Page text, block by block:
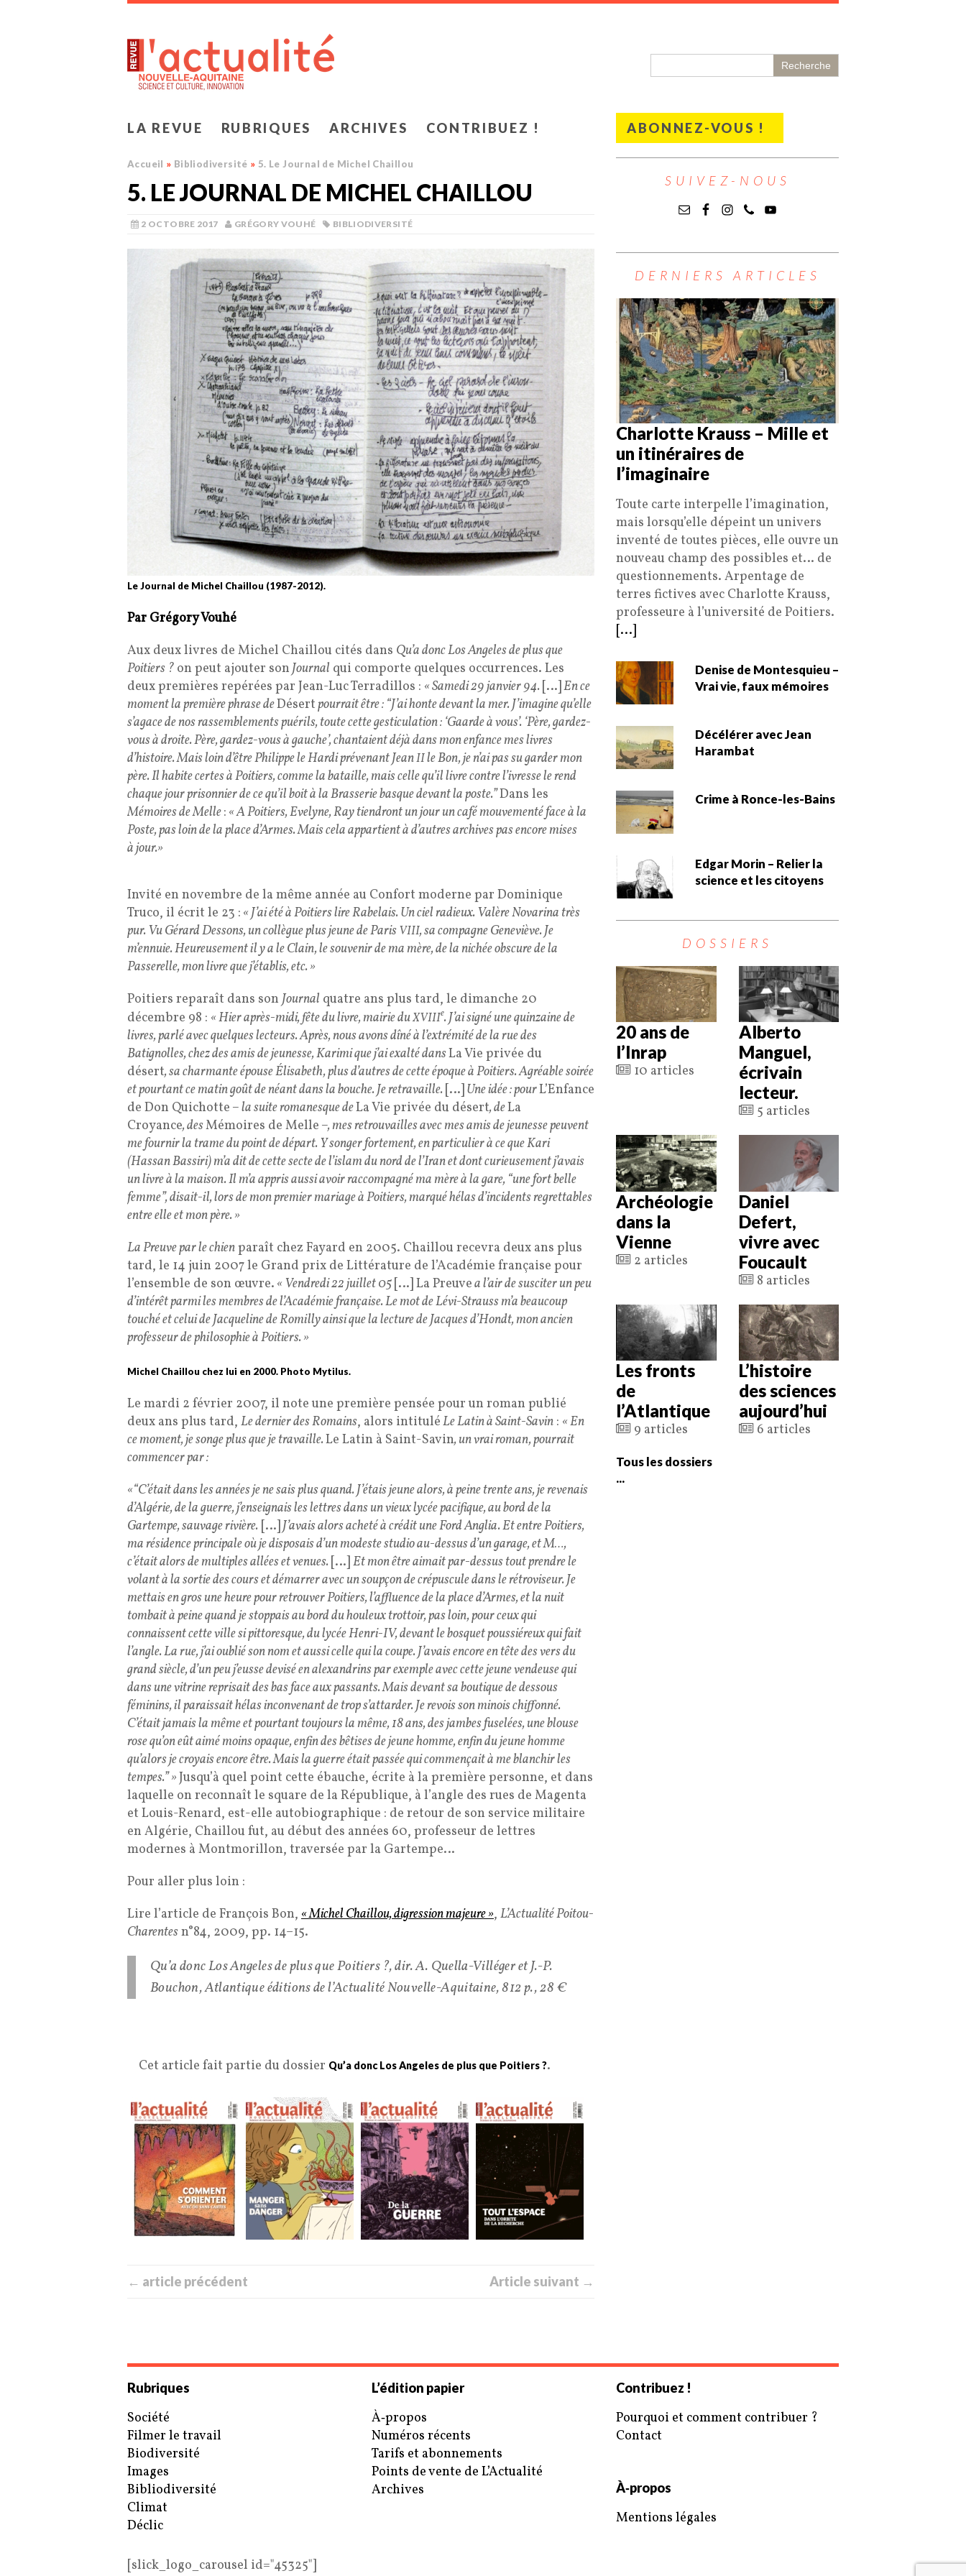
LA REVUE RUBRIQUES ARCHIVES CONTRIBUEZ ! ABONNEZ-VOUS !
Accueil » Bibliodiversité » 5. Le Journal de Michel Chaillou
5. LE JOURNAL DE MICHEL CHAILLOU
2 OCTOBRE 2017 GRÉGORY VOUHÉ BIBLIODIVERSITÉ
Le Journal de Michel Chaillou (1987-2012).
Par Grégory Vouhé
Aux deux livres de Michel Chaillou cités dans Qu’a donc Los Angeles de plus que
Poitiers ? on peut ajouter sonJournal qui comporte quelques occurrences. Les
deux premières repérées par Jean-Luc Terradillos : « Samedi 29 janvier 94. […] En ce
moment la première phrase deDésertpourrait être : “J’ai honte devant la mer. J’imagine qu’elle
s’agace de nos rassemblements puérils, toute cette gesticulation : ‘Gaarde à vous’. ‘Père, gardez-
vous à droite. Père, gardez-vous à gauche’, chantaient déjà dans mon enfance mes livres
d’histoire. Mais loin d’être Philippe le Hardi prévenant JeanIIle Bon, je n’ai pas su garder mon
père. Il habite certes à Poitiers, comme la bataille, mais celle qu’il livre contre l’ivresse le rend
chaque jour prisonnier de ce qu’il boit à la Brasserie basque devant la poste.”Dans les
Mémoires de Melle: « A Poitiers, Evelyne, Ray tiendront un jour un café mouvementé face à la
Poste, pas loin de la place d’Armes. Mais cela appartient à d’autres archives pas encore mises
à jour.»
Invité en novembre de la même année au Confort moderne par Dominique
Truco, il écrit le 23 : « J’ai été à Poitiers lire Rabelais. Un ciel radieux. Valère Novarina très
pur. Vu Gérard Dessons, un collègue plus jeune de ParisVIII, sa compagne Geneviève. Je
m’ennuie. Heureusement il y a le Clain, le souvenir de ma mère, de la nichée obscure de la
Passerelle, mon livre que j’établis, etc. »
Poitiers reparaît dans son Journal quatre ans plus tard, le dimanche 20
décembre 98 : « Hier après-midi, fête du livre, mairie duXVIIIe. J’ai signé une quinzaine de
livres, parlé avec quelques lecteurs. Après, nous avons dîné à l’extrémité de la rue des
Batignolles, chez des amis de jeunesse, Karimi que j’ai exalté dansLa Vie privée du
désert, sa charmante épouse Élisabeth, plus d’autres de cette époque à Poitiers. Agréable soirée
et pourtant ce matin goût de néant dans la bouche. Je retravaille. […] Une idée : pourL’Enfance
de Don Quichotte – la suite romanesque deLa Vie privée du désert, deLa
Croyance, desMémoires de Melle –, mes retrouvailles avec mes amis de jeunesse peuvent
me fournir la trame du point de départ. Y songer fortement, en particulier à ce que Kari
(Hassan Bassiri) m’a dit de cette secte de l’islam du nord de l’Iran et dont curieusement j’avais
un livre à la maison. Il m’a appris aussi avoir raccompagné ma mère à la gare, “une fort belle
femme”, disait-il, lors de mon premier mariage à Poitiers, marqué hélas d’incidents regrettables
entre elle et mon père. »
La Preuve par le chienparaît chez Fayard en 2005. Chaillou recevra deux ans plus
tard, le 14 juin 2007 le Grand prix de Littérature de l’Académie française pour
l’ensemble de son œuvre. « Vendredi 22 juillet 05 […] La Preuvea l’air de susciter un peu
d’intérêt parmi les membres de l’Académie française. Le mot de Lévi-Strauss m’a beaucoup
touché et celui de Jacqueline de Romilly ainsi que la lecture de Jacques d’Hondt, mon ancien
professeur de philosophie à Poitiers. »
Michel Chaillou chez lui en 2000. Photo Mytilus.
Le mardi 2 février 2007, il note une première pensée pour un roman publié
deux ans plus tard, Le dernier des Romains, alors intituléLe Latin à Saint-Savin : « En
ce moment, je songe plus que je travaille.Le Latin à Saint-Savin, un vrai roman, pourrait
commencer par :
«“C’était dans les années je ne sais plus quand. J’étais jeune alors, à peine trente ans, je revenais
d’Algérie, de la guerre, j’enseignais les lettres dans un vieux lycée pacifique, au bord de la
Gartempe, sauvage rivière. […] J’avais alors acheté à crédit une Ford Anglia. Et entre Poitiers,
ma résidence principale où je disposais d’un modeste studio au-dessus d’un garage, et M…,
c’était alors de multiples allées et venues. […] Et mon être aimait par-dessus tout prendre le
volant à la sortie des cours et démarrer avec un soupçon de crépuscule dans le rétroviseur. Je
mettais en gros une heure pour retrouver Poitiers, l’affluence de la place d’Armes, et la nuit
tombait à peine quand je stoppais au bord du houleux trottoir, pas loin, pour ceux qui
connaissent cette ville si pittoresque, du lycée Henri-IV, devant le bosquet poussiéreux qui fait
l’angle. La rue, j’ai oublié son nom et aussi celle qui la coupe. J’avais encore en tête des vers du
grand siècle, d’un peu j’eusse devisé en alexandrins par exemple avec cette jeune vendeuse qui
dans une vitrine reprisait des bas face aux passants. Mais devant sa boutique de dessous
féminins, il paraissait hélas inconvenant de trop s’attarder. Je revois son minois chiffonné.
C’était jamais la même et pourtant toujours la même, 18 ans, des jambes fuselées, une blouse
rose qu’on eût aimé moins opaque, enfin des bêtises de jeune homme, enfin du jeune homme
qu’alors je croyais encore être. Mais la guerre était passée qui commençait à me blanchir les
tempes.” »Jusqu’à quel point cette ébauche, écrite à la première personne, et dans
laquelle on reconnaît le square de la République, à l’angle des rues de Magenta
et Louis-Renard, est-elle autobiographique : de retour de son service militaire
en Algérie, Chaillou fut, au début des années 60, professeur de lettres
modernes à Montmorillon, traversée par la Gartempe…
Pour aller plus loin :
Lire l’article de François Bon, « Michel Chaillou, digression majeure », L’Actualité Poitou-
Charentesn°84, 2009, pp. 14–15.
Qu’a donc Los Angeles de plus que Poitiers ?, dir. A. Quella-Villéger et J.-P.
Bouchon, Atlantique éditions de l’Actualité Nouvelle-Aquitaine, 812 p., 28 €
Cet article fait partie du dossier Qu’a donc Los Angeles de plus que Poitiers ?.
← article précédent Article suivant →
SUIVEZ-NOUS
DERNIERS ARTICLES
Charlotte Krauss – Mille et
un itinéraires de
l’imaginaire
Toute carte interpelle l’imagination,
mais lorsqu’elle dépeint un univers
inventé de toutes pièces, elle ouvre un
nouveau champ des possibles et… de
questionnements. Arpentage de
terres fictives avec Charlotte Krauss,
professeure à l’université de Poitiers.
[...]
Denise de Montesquieu –
Vrai vie, faux mémoires
Décélérer avec Jean
Harambat
Crime à Ronce-les-Bains
Edgar Morin – Relier la
science et les citoyens
DOSSIERS
20 ans de
l’Inrap
10 articles
Alberto
Manguel,
écrivain
lecteur.
5 articles
Archéologie
dans la
Vienne
2 articles
Daniel
Defert,
vivre avec
Foucault
8 articles
Les fronts
de
l’Atlantique
9 articles
L’histoire
des sciences
aujourd’hui
6 articles
Tous les dossiers
...
Rubriques
Société
Filmer le travail
Biodiversité
Images
Bibliodiversité
Climat
Déclic
L’édition papier
À‑propos
Numéros récents
Tarifs et abonnements
Points de vente de L’Actualité
Archives
Contribuez !
Pourquoi et comment contribuer ?
Contact
À‑propos
Mentions légales
[slick_logo_carousel id="45325"]